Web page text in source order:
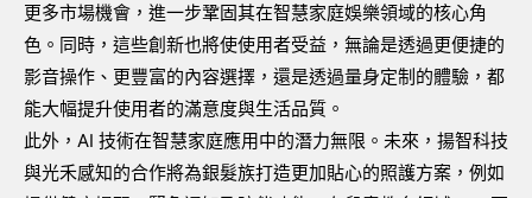
更多市場機會，進一步鞏固其在智慧家庭娛樂領域的核心角
色。同時，這些創新也將使使用者受益，無論是透過更便捷的
影音操作、更豐富的內容選擇，還是透過量身定制的體驗，都
能大幅提升使用者的滿意度與生活品質。
此外，AI 技術在智慧家庭應用中的潛力無限。未來，揚智科技
與光禾感知的合作將為銀髮族打造更加貼心的照護方案，例如